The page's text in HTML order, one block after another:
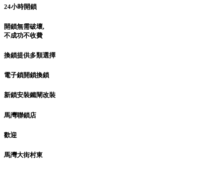
24小時開鎖
開鎖無需破壞,
不成功不收費
換鎖提供多類選擇
電子鎖開鎖換鎖
新鎖安裝鐵閘改裝
馬灣聯鎖店
歡迎
馬灣大街村東